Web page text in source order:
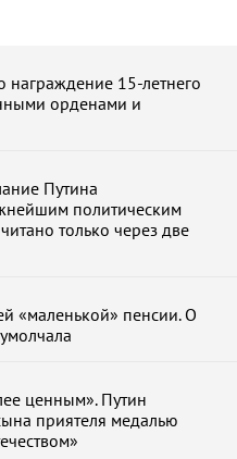
награждение 15-летнего
орденами и
Путина
политическим
только через две
«маленькой» пенсии. О
ценным». Путин
приятеля медалью